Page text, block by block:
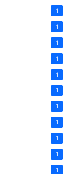
1
1
1
1
1
1
1
1
1
1
1